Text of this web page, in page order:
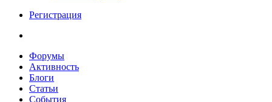
Регистрация
Форумы
Активность
Блоги
Статьи
События